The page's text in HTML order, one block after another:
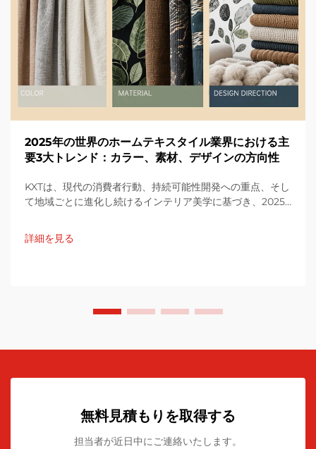
2025年の世界のホームテキスタイル業界における主
要3大トレンド：カラー、素材、デザインの方向性
KXTは、現代の消費者行動、持続可能性開発への重点、そし
て地域ごとに進化し続けるインテリア美学に基づき、2025
ドをカラー、素材、デザインの観点から整理しました。K...
詳細を見る
無料見積もりを取得する
担当者が近日中にご連絡いたします。